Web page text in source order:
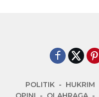
POLITIK HUKRIM